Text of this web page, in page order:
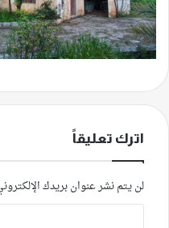
اترك تعليقاً
لن يتم نشر عنوان بريدك